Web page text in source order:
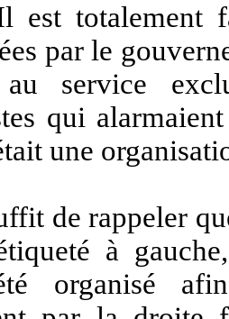
par le
au service
qui
une
de rappeler
à
organisé